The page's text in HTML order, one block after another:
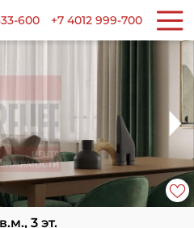
600 +7 4012 999-700
3 эт.